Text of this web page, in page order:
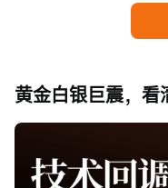
黄金白银巨震，